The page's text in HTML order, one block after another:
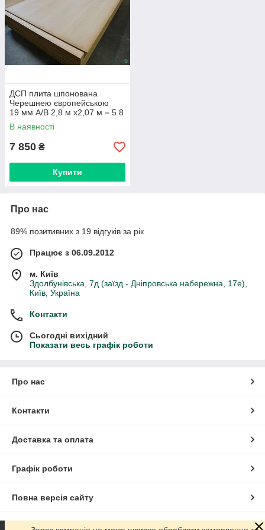
шпоновані ДСП-плити транспортними компаніями по Україні.
ДСП плита шпонована
Черешнею європейською
19 мм А/В 2,8 м х2,07 м = 5.8
м² ( 1 лист )
В наявності
7 850 ₴
Купити
Про нас
89% позитивних з 19 відгуків за рік
Працює з 06.09.2012
м. Київ
Здолбунівська, 7д (заїзд - Дніпровська набережна, 17е),
Київ, Україна
Контакти
Сьогодні вихідний
Показати весь графік роботи
Про нас
Контакти
Доставка та оплата
Графік роботи
Повна версія сайту
Сайт створено на маркетплейсі Prom.ua